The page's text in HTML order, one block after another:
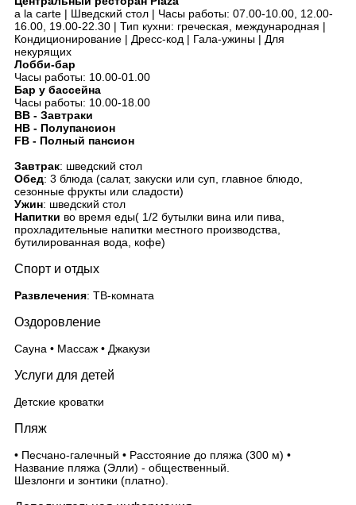
a la carte | Шведский стол | Часы работы: 07.00-10.00, 12.00-
16.00, 19.00-22.30 | Тип кухни: греческая, международная |
Кондиционирование | Дресс-код | Гала-ужины | Для
некурящих
Лобби-бар
Часы работы: 10.00-01.00
Бар у бассейна
Часы работы: 10.00-18.00
BB - Завтраки
HB - Полупансион
FB - Полный пансион
Завтрак: шведский стол
Обед: 3 блюда (салат, закуски или суп, главное блюдо,
сезонные фрукты или сладости)
Ужин: шведский стол
Напитки во время еды( 1/2 бутылки вина или пива,
прохладительные напитки местного производства,
бутилированная вода, кофе)
Спорт и отдых
Развлечения: ТВ-комната
Оздоровление
Сауна • Массаж • Джакузи
Услуги для детей
Детские кроватки
Пляж
• Песчано-галечный • Расстояние до пляжа (300 м) •
Название пляжа (Элли) - общественный.
Шезлонги и зонтики (платно).